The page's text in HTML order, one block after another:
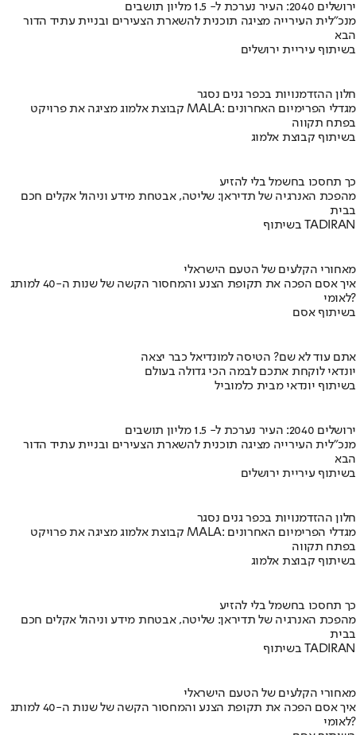
ירושלים 2040: העיר נערכת ל- 1.5 מליון תושבים
מנכ"לית העירייה מציגה תוכנית להשארת הצעירים ובניית עתיד הדור
הבא
בשיתוף עיריית ירושלים
חלון ההזדמנויות בכפר גנים נסגר
קבוצת אלמוג מציגה את פרויקט MALA: מגדלי הפרימיום האחרונים
בפתח תקווה
בשיתוף קבוצת אלמוג
כך תחסכו בחשמל בלי להזיע
מהפכת האנרגיה של תדיראן: שליטה, אבטחת מידע וניהול אקלים חכם
בבית
בשיתוף TADIRAN
מאחורי הקלעים של הטעם הישראלי
איך אסם הפכה את תקופת הצנע והמחסור הקשה של שנות ה-40 למותג
לאומי?
בשיתוף אסם
אתם עוד לא שם? הטיסה למונדיאל כבר יצאה
יונדאי לוקחת אתכם לבמה הכי גדולה בעולם
בשיתוף יונדאי מבית כלמוביל
ירושלים 2040: העיר נערכת ל- 1.5 מליון תושבים
מנכ"לית העירייה מציגה תוכנית להשארת הצעירים ובניית עתיד הדור
הבא
בשיתוף עיריית ירושלים
חלון ההזדמנויות בכפר גנים נסגר
קבוצת אלמוג מציגה את פרויקט MALA: מגדלי הפרימיום האחרונים
בפתח תקווה
בשיתוף קבוצת אלמוג
כך תחסכו בחשמל בלי להזיע
מהפכת האנרגיה של תדיראן: שליטה, אבטחת מידע וניהול אקלים חכם
בבית
בשיתוף TADIRAN
מאחורי הקלעים של הטעם הישראלי
איך אסם הפכה את תקופת הצנע והמחסור הקשה של שנות ה-40 למותג
לאומי?